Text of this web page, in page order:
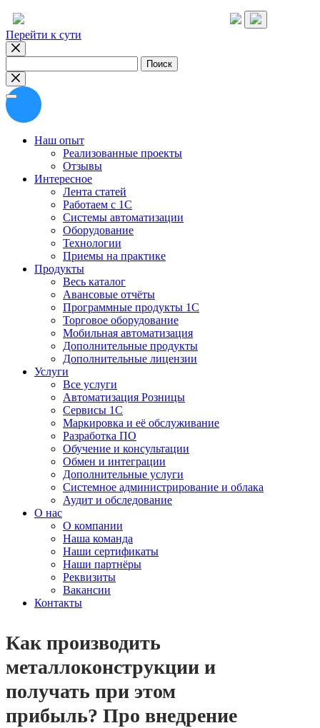
Перейти к сути
Наш опыт
Реализованные проекты
Отзывы
Интересное
Лента статей
Работаем с 1С
Системы автоматизации
Оборудование
Технологии
Приемы на практике
Продукты
Весь каталог
Авансовые отчёты
Программные продукты 1С
Торговое оборудование
Мобильная автоматизация
Дополнительные продукты
Дополнительные лицензии
Услуги
Все услуги
Автоматизация Розницы
Сервисы 1С
Маркировка и её обслуживание
Разработка ПО
Обучение и консультации
Обмен и интеграции
Дополнительные услуги
Системное администрирование и облака
Аудит и обследование
О нас
О компании
Наша команда
Наши сертификаты
Наши партнёры
Реквизиты
Вакансии
Контакты
Как производить
металлоконструкции и
получать при этом
прибыль? Про внедрение